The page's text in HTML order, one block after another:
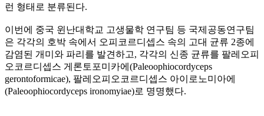
런 형태로 분류된다.
이번에 중국 윈난대학교 고생물학 연구팀 등 국제공동연구팀
은 각각의 호박 속에서 오피코르디셉스 속의 고대 균류 2종에
감염된 개미와 파리를 발견하고, 각각의 신종 균류를 팔레오피
오코르디셉스 게론토포미카에(Paleoophiocordyceps
gerontoformicae), 팔레오피오코르디셉스 아이로노미아에
(Paleoophiocordyceps ironomyiae)로 명명했다.